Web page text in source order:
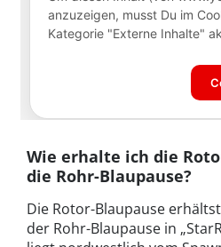
Wie erhalte ich die
die Rohr-Blaupause?
Die Rotor-Blaupause
der Rohr-Blaupause in